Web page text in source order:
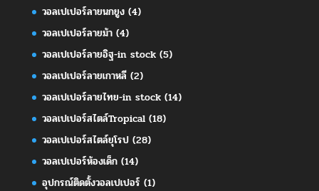
วอลเปเปอร์ลายนกยูง(4)
วอลเปเปอร์ลายม้า(4)
วอลเปเปอร์ลายอิฐ-in stock(5)
วอลเปเปอร์ลายเกาหลี(2)
วอลเปเปอร์ลายไทย-in stock(14)
วอลเปเปอร์สไตล์Tropical(18)
วอลเปเปอร์สไตล์ยุโรป(28)
วอลเปเปอร์ห้องเด็ก(14)
อุปกรณ์ติดตั้งวอลเปเปอร์ (1)